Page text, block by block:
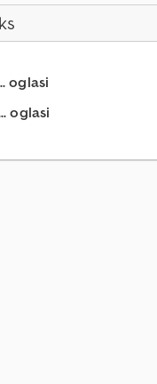
oglasi
oglasi